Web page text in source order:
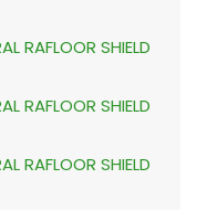
SHIELD
SHIELD
SHIELD